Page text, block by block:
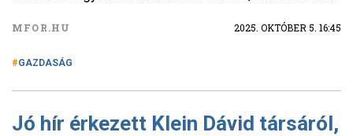
MFOR.HU 2025. OKTÓBER 5. 16:45
GAZDASÁG
Jó hír érkezett Klein Dávid társáról,